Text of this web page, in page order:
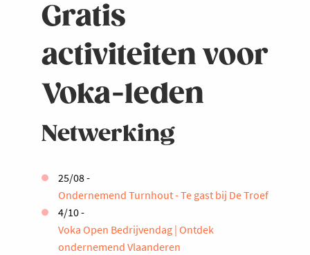
Gratis
activiteiten voor
Voka-leden
Netwerking
25/08 -
Ondernemend Turnhout - Te gast bij De Troef
4/10 -
Voka Open Bedrijvendag | Ontdek
ondernemend Vlaanderen